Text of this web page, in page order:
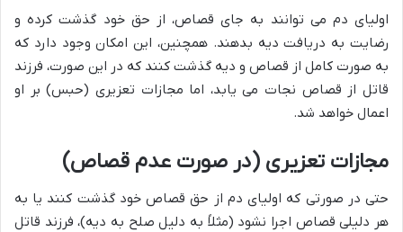
اولیای دم می توانند به جای قصاص، از حق خود گذشت کرده و
رضایت به دریافت دیه بدهند. همچنین، این امکان وجود دارد که
به صورت کامل از قصاص و دیه گذشت کنند که در این صورت، فرزند
قاتل از قصاص نجات می یابد، اما مجازات تعزیری (حبس) بر او
اعمال خواهد شد.
مجازات تعزیری (در صورت عدم قصاص)
حتی در صورتی که اولیای دم از حق قصاص خود گذشت کنند یا به
هر دلیلی قصاص اجرا نشود (مثلاً به دلیل صلح به دیه)، فرزند قاتل